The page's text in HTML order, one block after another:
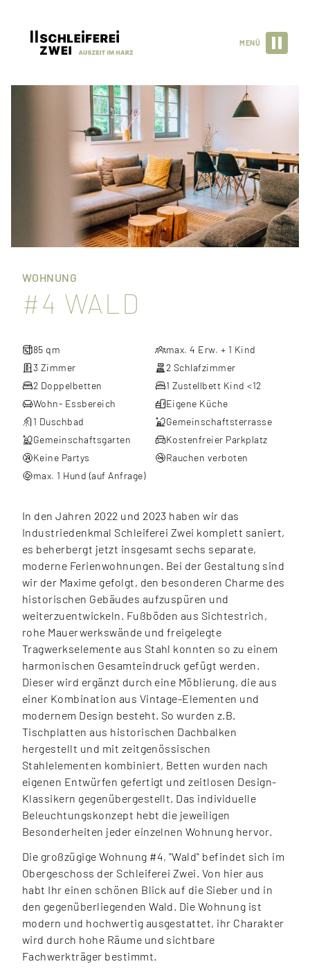
MENÜ
WOHNUNG
#4 WALD
85 qm
max. 4 Erw. + 1 Kind
3 Zimmer
2 Schlafzimmer
2 Doppelbetten
1 Zustellbett Kind <12
Wohn- Essbereich
Eigene Küche
1 Duschbad
Gemeinschaftsterrasse
Gemeinschaftsgarten
Kostenfreier Parkplatz
Keine Partys
Rauchen verboten
max. 1 Hund (auf Anfrage)
In den Jahren 2022 und 2023 haben wir das
Industriedenkmal Schleiferei Zwei komplett saniert,
es beherbergt jetzt insgesamt sechs separate,
moderne Ferienwohnungen. Bei der Gestaltung sind
wir der Maxime gefolgt, den besonderen Charme des
historischen Gebäudes aufzuspüren und
weiterzuentwickeln. Fußböden aus Sichtestrich,
rohe Mauerwerkswände und freigelegte
Tragwerkselemente aus Stahl konnten so zu einem
harmonischen Gesamteindruck gefügt werden.
Dieser wird ergänzt durch eine Möblierung, die aus
einer Kombination aus Vintage-Elementen und
modernem Design besteht. So wurden z.B.
Tischplatten aus historischen Dachbalken
hergestellt und mit zeitgenössischen
Stahlelementen kombiniert, Betten wurden nach
eigenen Entwürfen gefertigt und zeitlosen Design-
Klassikern gegenübergestellt. Das individuelle
Beleuchtungskonzept hebt die jeweiligen
Besonderheiten jeder einzelnen Wohnung hervor.
Die großzügige Wohnung #4, "Wald" befindet sich im
Obergeschoss der Schleiferei Zwei. Von hier aus
habt Ihr einen schönen Blick auf die Sieber und in
den gegenüberliegenden Wald. Die Wohnung ist
modern und hochwertig ausgestattet, ihr Charakter
wird durch hohe Räume und sichtbare
Fachwerkträger bestimmt.